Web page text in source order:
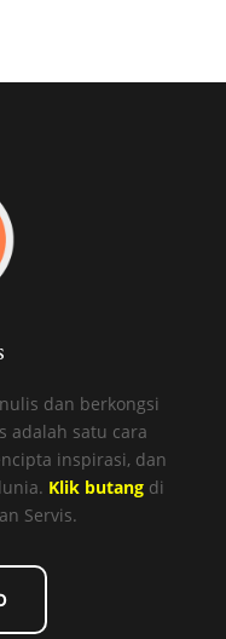
dan berkongsi
adalah satu cara
inspirasi, dan
Klik butang di
Servis.